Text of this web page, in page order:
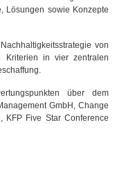
Lösungen sowie Konzepte
von
Kriterien in vier zentralen
über dem
GmbH, Change
KFP Five Star Conference